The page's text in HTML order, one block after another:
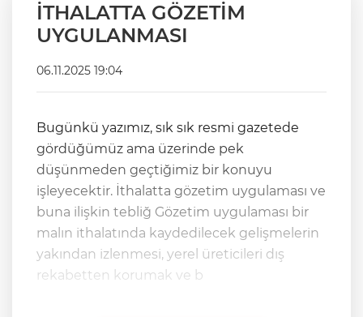
İTHALATTA GÖZETİM
UYGULANMASI
06.11.2025 19:04
Bugünkü yazımız, sık sık resmi gazetede
gördüğümüz ama üzerinde pek
düşünmeden geçtiğimiz bir konuyu
işleyecektir. İthalatta gözetim uygulaması ve
buna ilişkin tebliğ Gözetim uygulaması bir
malın ithalatında kaydedilecek gelişmelerin
yakından izlenmesi, yerel üreticileri dış
rekabetten korumak ve b